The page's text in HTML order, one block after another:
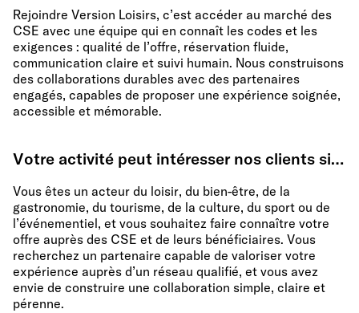
Rejoindre Version Loisirs, c’est accéder au marché des
CSE avec une équipe qui en connaît les codes et les
exigences : qualité de l’offre, réservation fluide,
communication claire et suivi humain. Nous construisons
des collaborations durables avec des partenaires
engagés, capables de proposer une expérience soignée,
accessible et mémorable.
Votre activité peut intéresser nos clients si…
Vous êtes un acteur du loisir, du bien-être, de la
gastronomie, du tourisme, de la culture, du sport ou de
l’événementiel, et vous souhaitez faire connaître votre
offre auprès des CSE et de leurs bénéficiaires. Vous
recherchez un partenaire capable de valoriser votre
expérience auprès d’un réseau qualifié, et vous avez
envie de construire une collaboration simple, claire et
pérenne.